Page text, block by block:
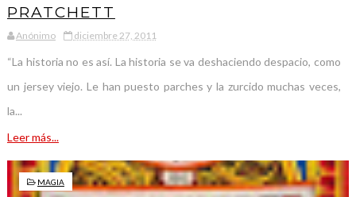
PRATCHETT
Anónimo diciembre 27, 2011
“La historia no es así. La historia se va deshaciendo despacio, como
un jersey viejo. Le han puesto parches y la zurcido muchas veces,
la...
Leer más...
MAGIA